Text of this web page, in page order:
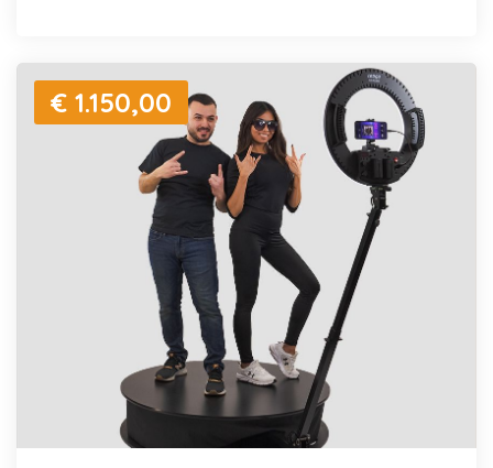
€ 1.150,00